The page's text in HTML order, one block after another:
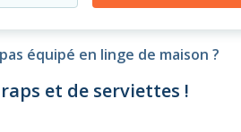
équipé en linge de maison ?
et de serviettes !